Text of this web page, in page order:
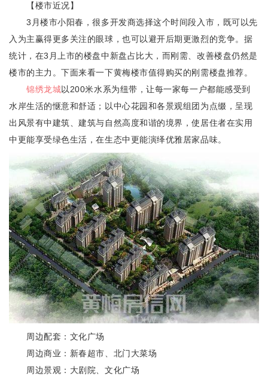
【楼市近况】
3月楼市小阳春，很多开发商选择这个时间段入市，既可以先
入为主赢得更多关注的眼球，也可以避开后期更激烈的竞争。据
统计，在3月上市的楼盘中新盘占比大，而刚需、改善楼盘仍然是
楼市的主力。下面来看一下黄梅楼市值得购买的刚需楼盘推荐。
锦绣龙城以200米水系为纽带，让每一家每一户都能感受到
水岸生活的惬意和舒适；以中心花园和各景观组团为点缀，呈现
出风景有中建筑、建筑与自然高度和谐的境界，使居住者在实用
中更能享受绿色生活，在生态中更能演绎优雅居家品味。
周边配套：文化广场
周边商业：新春超市、北门大菜场
周边景观：大剧院、文化广场